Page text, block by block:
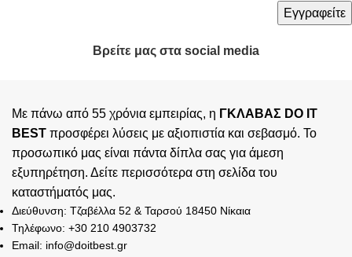
Βρείτε μας στα social media
Με πάνω από 55 χρόνια εμπειρίας, η ΓΚΛΑΒΑΣ DO IT
BEST προσφέρει λύσεις με αξιοπιστία και σεβασμό. Το
προσωπικό μας είναι πάντα δίπλα σας για άμεση
εξυπηρέτηση. Δείτε περισσότερα στη σελίδα του
καταστήματός μας.
Διεύθυνση: Τζαβέλλα 52 & Ταρσού 18450 Νίκαια
Τηλέφωνο: +30 210 4903732
Email: info@doitbest.gr